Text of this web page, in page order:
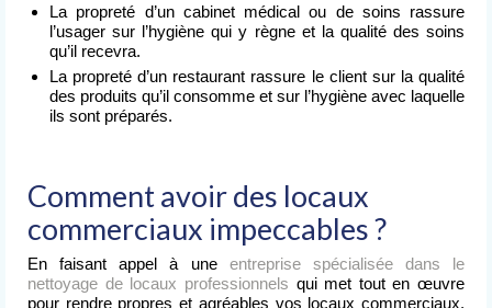
La propreté d’un cabinet médical ou de soins rassure
l’usager sur l’hygiène qui y règne et la qualité des soins
qu’il recevra.
La propreté d’un restaurant rassure le client sur la qualité
des produits qu’il consomme et sur l’hygiène avec laquelle
ils sont préparés.
Comment avoir des locaux
commerciaux impeccables ?
En faisant appel à une entreprise spécialisée dans le
nettoyage de locaux professionnels qui met tout en œuvre
pour rendre propres et agréables vos locaux commerciaux,